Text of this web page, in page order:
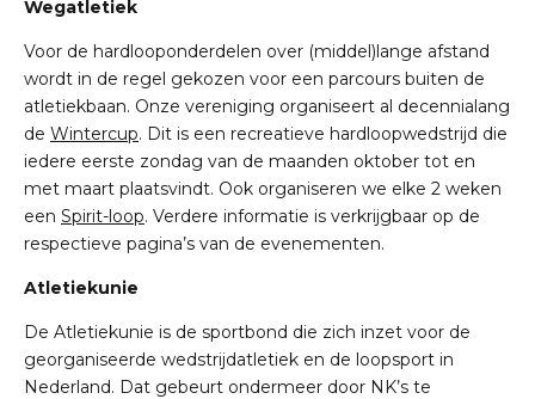
Wegatletiek
Voor de hardlooponderdelen over (middel)lange afstand
wordt in de regel gekozen voor een parcours buiten de
atletiekbaan. Onze vereniging organiseert al decennialang
de Wintercup. Dit is een recreatieve hardloopwedstrijd die
iedere eerste zondag van de maanden oktober tot en
met maart plaatsvindt. Ook organiseren we elke 2 weken
een Spirit-loop. Verdere informatie is verkrijgbaar op de
respectieve pagina’s van de evenementen.
Atletiekunie
De Atletiekunie is de sportbond die zich inzet voor de
georganiseerde wedstrijdatletiek en de loopsport in
Nederland. Dat gebeurt ondermeer door NK’s te